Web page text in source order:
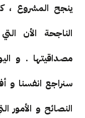
ينجح المشروع ،
الناجحة الأن
مصداقيتها . و
سنراجع انفسنا و
النصائح و